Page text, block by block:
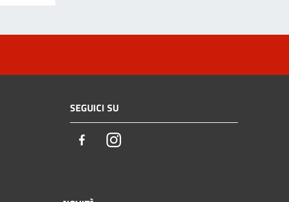
SEGUICI SU
FacebookInstagram